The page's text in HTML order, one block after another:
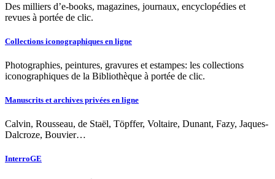
Des milliers d’e-books, magazines, journaux, encyclopédies et
revues à portée de clic.
Collections iconographiques en ligne
Photographies, peintures, gravures et estampes: les collections
iconographiques de la Bibliothèque à portée de clic.
Manuscrits et archives privées en ligne
Calvin, Rousseau, de Staël, Töpffer, Voltaire, Dunant, Fazy, Jaques-
Dalcroze, Bouvier…
InterroGE